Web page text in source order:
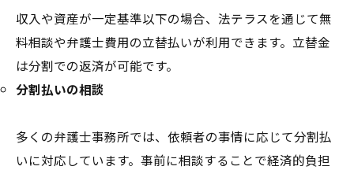
収入や資産が一定基準以下の場合、法テラスを通じて無
料相談や弁護士費用の立替払いが利用できます。立替金
は分割での返済が可能です。
分割払いの相談
多くの弁護士事務所では、依頼者の事情に応じて分割払
いに対応しています。事前に相談することで経済的負担